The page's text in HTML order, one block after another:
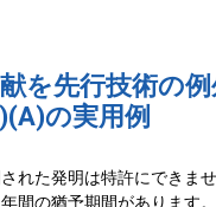
を先行技術の
の実用例
れた発明は特許にできま
間の猶予期間があります